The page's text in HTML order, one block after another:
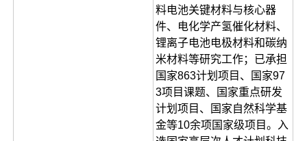
料电池关键材料与核心器
件、电化学产氢催化材料、
锂离子电池电极材料和碳纳
米材料等研究工作；已承担
国家863计划项目、国家97
3项目课题、国家重点研发
计划项目、国家自然科学基
金等10余项国家级项目。入